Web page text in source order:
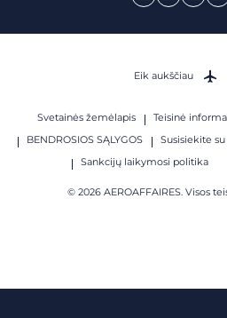
Svetainės žemėlapis
Teisinė
BENDROSIOS SĄLYGOS
Susisiekite
Sankcijų laikymosi politika
© 2026 AEROAFFAIRES. Visos
Eik aukščiau